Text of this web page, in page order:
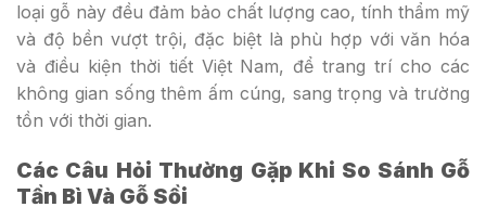
loại gỗ này đều đảm bảo chất lượng cao, tính thẩm mỹ
và độ bền vượt trội, đặc biệt là phù hợp với văn hóa
và điều kiện thời tiết Việt Nam, để trang trí cho các
không gian sống thêm ấm cúng, sang trọng và trường
tồn với thời gian.
Các Câu Hỏi Thường Gặp Khi So Sánh Gỗ
Tần Bì Và Gỗ Sồi